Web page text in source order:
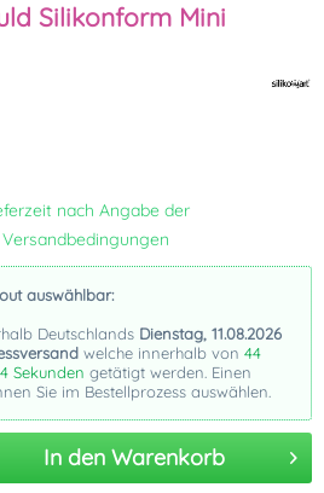
Silikonform Mini
nach Angabe der
auswählbar:
Deutschlands Dienstag, 11.08.2026
welche innerhalb von 44
Sekunden getätigt werden. Einen
Sie im Bestellprozess auswählen.
In den Warenkorb